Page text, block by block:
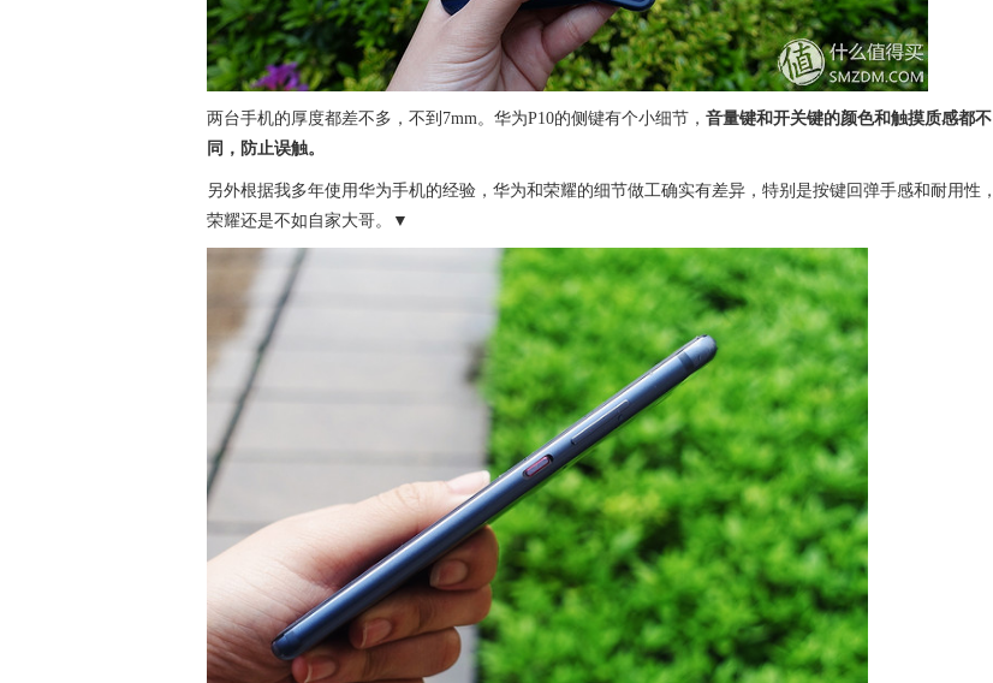
两台手机的厚度都差不多，不到7mm。华为P10的侧键有个小细节， 音量键和开关键的颜色和触摸质感都不
同，防止误触。
另外根据我多年使用华为手机的经验，华为和荣耀的细节做工确实有差异，特别是按键回弹手感和耐用性，
荣耀还是不如自家大哥。▼